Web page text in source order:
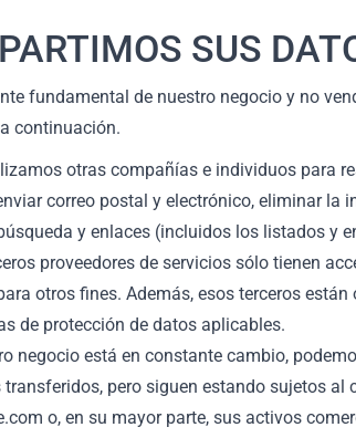
SUS
fundamental de nuestro negocio y no
continuación.
otras compañías e individuos para
correo postal y electrónico, eliminar
y enlaces (incluidos los listados y
proveedores de servicios sólo tienen
otros fines. Además, esos terceros
de protección de datos aplicables.
negocio está en constante cambio,
pero siguen estando sujetos
o, en su mayor parte, sus activos